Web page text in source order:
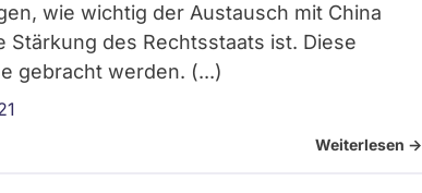
wie wichtig der Austausch mit China
des Rechtsstaats ist. Diese
gebracht werden. (...)
Weiterlesen ->